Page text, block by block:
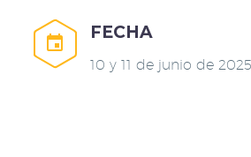


FECHA
10 y 11 de junio de 2025